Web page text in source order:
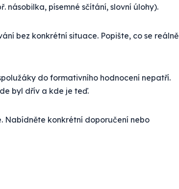
násobilka, písemné sčítání, slovní úlohy).
bez konkrétní situace. Popište, co se reálně
do formativního hodnocení nepatří.
byl dřív a kde je teď.
Nabídněte konkrétní doporučení nebo